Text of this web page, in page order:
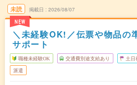
未読
NEW
掲載日 2026/08/07
＼未経験OK!／伝票や物品の
サポート
職種未経験OK 交通費別途支給あり 土日
派遣